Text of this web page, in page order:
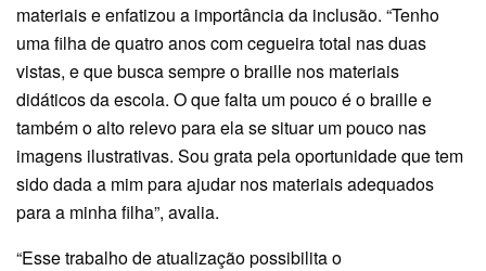
materiais e enfatizou a importância da inclusão. “Tenho
uma filha de quatro anos com cegueira total nas duas
vistas, e que busca sempre o braille nos materiais
didáticos da escola. O que falta um pouco é o braille e
também o alto relevo para ela se situar um pouco nas
imagens ilustrativas. Sou grata pela oportunidade que tem
sido dada a mim para ajudar nos materiais adequados
para a minha filha”, avalia.
“Esse trabalho de atualização possibilita o